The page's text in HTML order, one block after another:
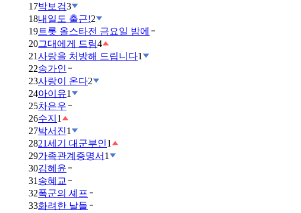
17박보검3
18내일도 출근!2
19트롯 올스타전 금요일 밤에
20그대에게 드림4
21사랑을 처방해 드립니다1
22송가인
23사랑이 온다2
24아이유1
25차은우
26수지 1
27박서진1
2821세기 대군부인1
29가족관계증명서 1
30김혜윤
31 송혜교
32폭군의 셰프
33화려한 날들